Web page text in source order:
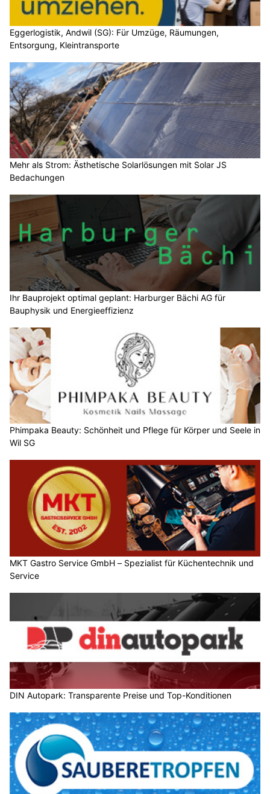
Eggerlogistik, Andwil (SG): Für Umzüge, Räumungen,
Entsorgung, Kleintransporte
Mehr als Strom: Ästhetische Solarlösungen mit Solar JS
Bedachungen
Ihr Bauprojekt optimal geplant: Harburger Bächi AG für
Bauphysik und Energieeffizienz
Phimpaka Beauty: Schönheit und Pflege für Körper und Seele in
Wil SG
MKT Gastro Service GmbH – Spezialist für Küchentechnik und
Service
DIN Autopark: Transparente Preise und Top-Konditionen